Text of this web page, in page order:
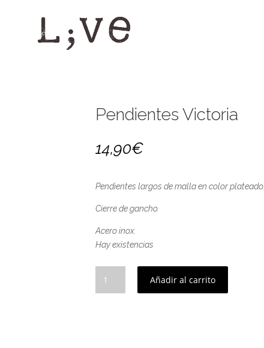
Pendientes Victoria
14,90€
Pendientes largos de malla en color plateado.
Cierre de gancho.
Acero inox.
Hay existencias
Victoria
Añadir al carrito